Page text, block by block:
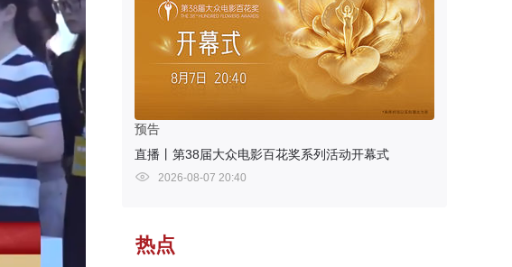
预告
直播丨第38届大众电影百花奖系列活动开幕式
2026-08-07 20:40
热点